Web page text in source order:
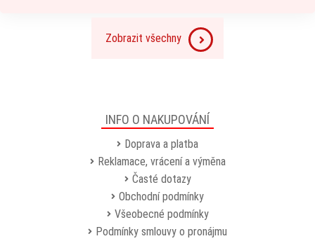
Zobrazit všechny
INFO O NAKUPOVÁNÍ
Doprava a platba
Reklamace, vrácení a výměna
Časté dotazy
Obchodní podmínky
Všeobecné podmínky
Podmínky smlouvy o pronájmu